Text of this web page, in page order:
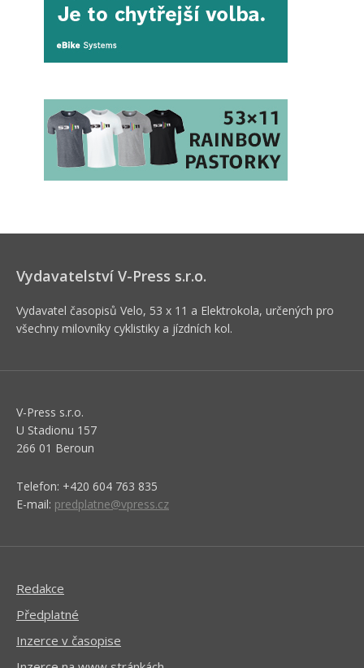
Vydavatelství V-Press s.r.o.
Vydavatel časopisů Velo, 53 x 11 a Elektrokola, určených pro
všechny milovníky cyklistiky a jízdních kol.
V-Press s.r.o.
U Stadionu 157
266 01 Beroun
Telefon: +420 604 763 835
E-mail: predplatne@vpress.cz
Redakce
Předplatné
Inzerce v časopise